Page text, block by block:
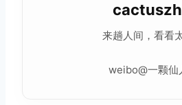
来趟人间，看看太
weibo@一颗仙